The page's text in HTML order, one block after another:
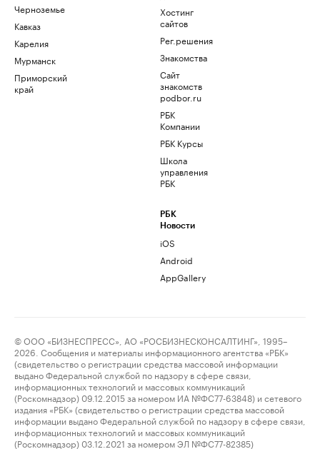
Черноземье
Кавказ
Карелия
Мурманск
Приморский
край
Хостинг
сайтов
Рег.решения
Знакомства
Сайт
знакомств
podbor.ru
РБК
Компании
РБК Курсы
Школа
управления
РБК
РБК
Новости
iOS
Android
AppGallery
© ООО «БИЗНЕСПРЕСС», АО «РОСБИЗНЕСКОНСАЛТИНГ», 1995–
2026. Сообщения и материалы информационного агентства «РБК»
(свидетельство о регистрации средства массовой информации
выдано Федеральной службой по надзору в сфере связи,
информационных технологий и массовых коммуникаций
(Роскомнадзор) 09.12.2015 за номером ИА №ФС77-63848) и сетевого
издания «РБК» (свидетельство о регистрации средства массовой
информации выдано Федеральной службой по надзору в сфере связи,
информационных технологий и массовых коммуникаций
(Роскомнадзор) 03.12.2021 за номером ЭЛ №ФС77-82385)